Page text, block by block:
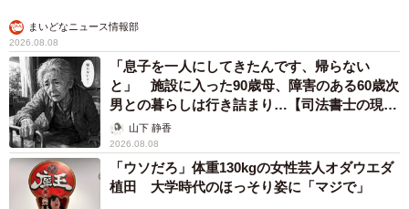
まいどなニュース情報部
2026.08.08
「息子を一人にしてきたんです、帰らない
と」 施設に入った90歳母、障害のある60歳次
男との暮らしは行き詰まり…【司法書士の現場
から】山下 静香
2026.08.08
「ウソだろ」体重130kgの女性芸人オダウエダ
植田 大学時代のほっそり姿に「マジで」